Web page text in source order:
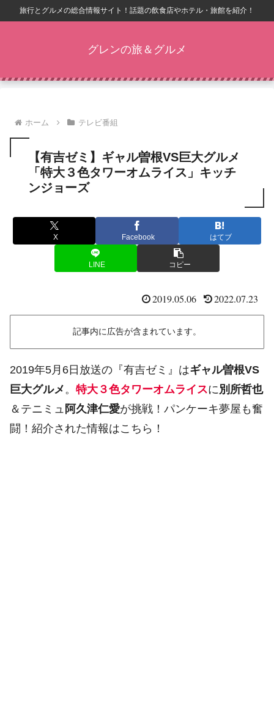
旅行とグルメの総合情報サイト！話題の飲食店やホテル・旅館を紹介！
グレンの旅＆グルメ
ホーム テレビ番組
【有吉ゼミ】ギャル曽根VS巨大グルメ
「特大３色タワーオムライス」キッチ
ンジョーズ
X Facebook はてブ
LINE コピー
2019.05.06 2022.07.23
記事内に広告が含まれています。
2019年5月6日放送の『有吉ゼミ』はギャル曽根VS
巨大グルメ 。 特大３色タワーオムライスに 別所哲也
＆テニミュ 阿久津仁愛が挑戦！パンケーキ夢屋も奮
闘！紹介された情報はこちら！